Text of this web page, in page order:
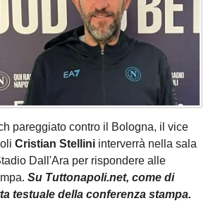
pareggiato contro il Bologna, il vice
Cristian Stellini interverrà nella sala
Dall'Ara per rispondere alle
Su Tuttonapoli.net, come di
testuale della conferenza stampa.